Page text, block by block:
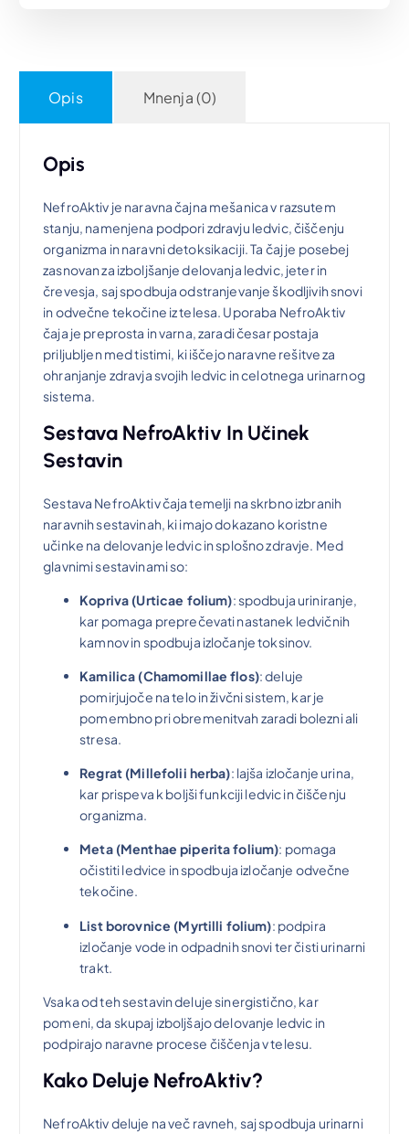
c
a
j
e
b
l
a
:
4
0
,
0
0
€
.
n
a
j
0
,
0
0
€
.
Opis Mnenja (0)
Opis
NefroAktiv je naravna čajna mešanica v razsutem
stanju, namenjena podpori zdravju ledvic, čiščenju
organizma in naravni detoksikaciji. Ta čaj je posebej
zasnovan za izboljšanje delovanja ledvic, jeter in
črevesja, saj spodbuja odstranjevanje škodljivih snovi
in odvečne tekočine iz telesa. Uporaba NefroAktiv
čaja je preprosta in varna, zaradi česar postaja
priljubljen med tistimi, ki iščejo naravne rešitve za
ohranjanje zdravja svojih ledvic in celotnega urinarnog
sistema.
Sestava NefroAktiv In Učinek
Sestavin
Sestava NefroAktiv čaja temelji na skrbno izbranih
naravnih sestavinah, ki imajo dokazano koristne
učinke na delovanje ledvic in splošno zdravje. Med
glavnimi sestavinami so:
Kopriva (Urticae folium): spodbuja uriniranje,
kar pomaga preprečevati nastanek ledvičnih
kamnov in spodbuja izločanje toksinov.
Kamilica (Chamomillae flos): deluje
pomirjujoče na telo in živčni sistem, kar je
pomembno pri obremenitvah zaradi bolezni ali
stresa.
Regrat (Millefolii herba): lajša izločanje urina,
kar prispeva k boljši funkciji ledvic in čiščenju
organizma.
Meta (Menthae piperita folium): pomaga
očistiti ledvice in spodbuja izločanje odvečne
tekočine.
List borovnice (Myrtilli folium): podpira
izločanje vode in odpadnih snovi ter čisti urinarni
trakt.
Vsaka od teh sestavin deluje sinergistično, kar
pomeni, da skupaj izboljšajo delovanje ledvic in
podpirajo naravne procese čiščenja v telesu.
Kako Deluje NefroAktiv?
NefroAktiv deluje na več ravneh, saj spodbuja urinarni